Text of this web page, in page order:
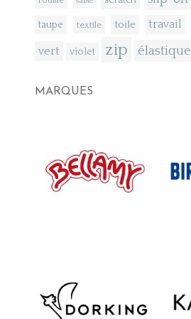
taupe textile toile travail
vert violet zip élastique
MARQUES